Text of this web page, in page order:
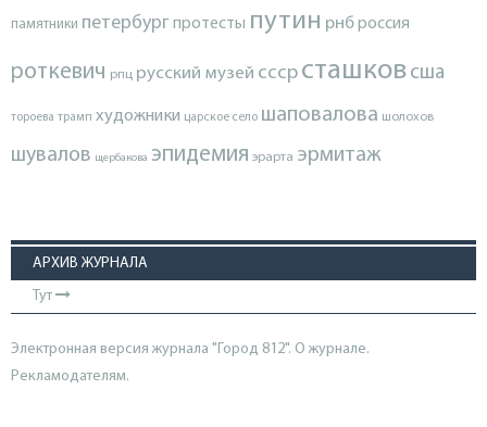
памятники петербургпротесты путин рнброссия
роткевич рпц русский музей ссср сташков сша
тороева трамп художники царское село шаповалова шолохов
шувалов щербакова эпидемия эрарта эрмитаж
АРХИВ ЖУРНАЛА
Тут
Электронная версия журнала "Город 812". О журнале.
Рекламодателям.